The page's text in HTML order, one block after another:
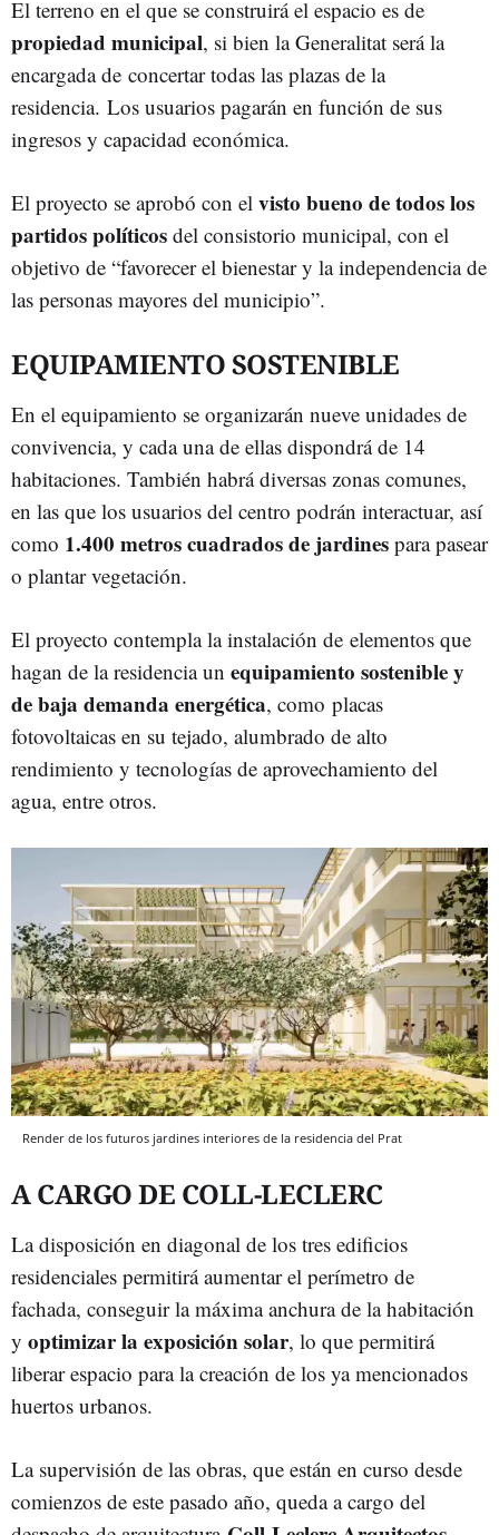
El terreno en el que se construirá el espacio es de
propiedad municipal, si bien la Generalitat será la
encargada de concertar todas las plazas de la
residencia. Los usuarios pagarán en función de sus
ingresos y capacidad económica.
El proyecto se aprobó con el visto bueno de todos los
partidos políticos del consistorio municipal, con el
objetivo de “favorecer el bienestar y la independencia de
las personas mayores del municipio”.
EQUIPAMIENTO SOSTENIBLE
En el equipamiento se organizarán nueve unidades de
convivencia, y cada una de ellas dispondrá de 14
habitaciones. También habrá diversas zonas comunes,
en las que los usuarios del centro podrán interactuar, así
como 1.400 metros cuadrados de jardines para pasear
o plantar vegetación.
El proyecto contempla la instalación de elementos que
hagan de la residencia un equipamiento sostenibley
de baja demanda energética, como placas
fotovoltaicas en su tejado, alumbrado de alto
rendimiento y tecnologías de aprovechamiento del
agua, entre otros.
Render de los futuros jardines interiores de la residencia del Prat
A CARGO DE COLL-LECLERC
La disposición en diagonal de los tres edificios
residenciales permitirá aumentar el perímetro de
fachada, conseguir la máxima anchura de la habitación
y optimizar la exposición solar, lo que permitirá
liberar espacio para la creación de los ya mencionados
huertos urbanos.
La supervisión de las obras, que están en curso desde
comienzos de este pasado año, queda a cargo del